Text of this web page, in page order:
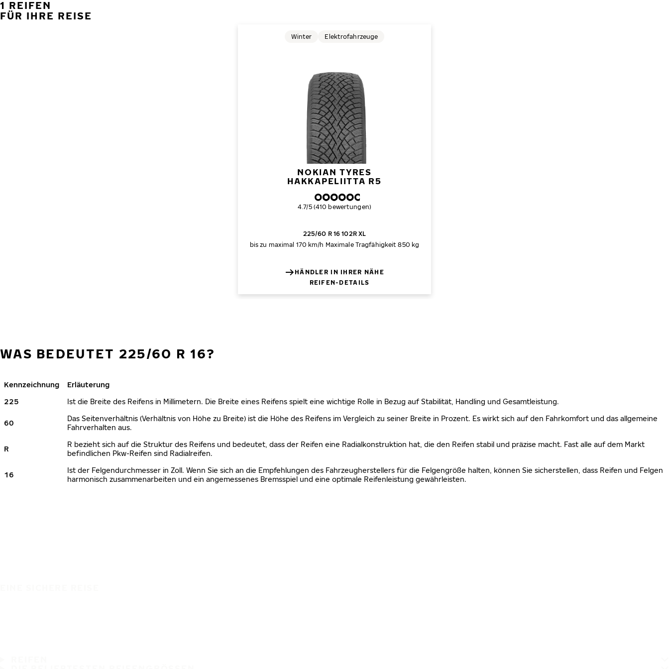
1 REIFEN
FÜR IHRE REISE
NOKIAN TYRES
HAKKAPELIITTA R5
Winter Elektrofahrzeuge
Gesamtbewertung
4.7/5 (410 bewertungen)
225/60 R 16 102R XL
bis zu maximal 170 km/h Maximale Tragfähigkeit 850 kg
HÄNDLER IN IHRER NÄHE
REIFEN-DETAILS
WAS BEDEUTET 225/60 R 16?
Kennzeichnung
Erläuterung
225
Ist die Breite des Reifens in Millimetern. Die Breite eines Reifens spielt eine wichtige Rolle in Bezug auf Stabilität, Handling und Gesamtleistung.
60
Das Seitenverhältnis (Verhältnis von Höhe zu Breite) ist die Höhe des Reifens im Vergleich zu seiner Breite in Prozent. Es wirkt sich auf den Fahrkomfort und das allgemeine
Fahrverhalten aus.
R
R bezieht sich auf die Struktur des Reifens und bedeutet, dass der Reifen eine Radialkonstruktion hat, die den Reifen stabil und präzise macht. Fast alle auf dem Markt
befindlichen Pkw-Reifen sind Radialreifen.
16
Ist der Felgendurchmesser in Zoll. Wenn Sie sich an die Empfehlungen des Fahrzeugherstellers für die Felgengröße halten, können Sie sicherstellen, dass Reifen und Felgen
harmonisch zusammenarbeiten und ein angemessenes Bremsspiel und eine optimale Reifenleistung gewährleisten.